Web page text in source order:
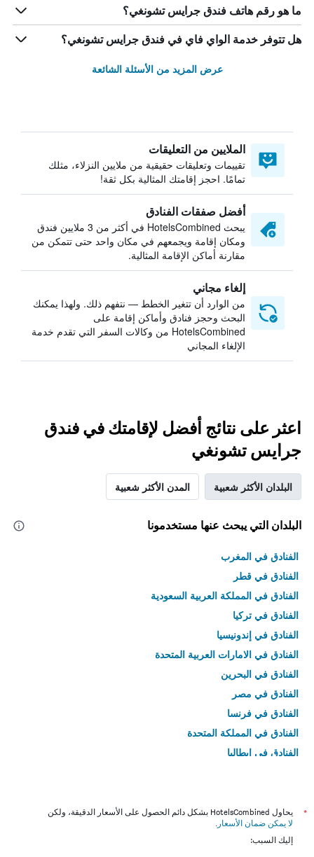
ما هو رقم هاتف فندق جرايس تشونغي؟
هل تتوفر خدمة الواي فاي في فندق جرايس تشونغي؟
عرض المزيد من الأسئلة الشائعة
الملايين من التعليقات
تقييمات وتعليقات حقيقية من ملايين النزلاء، مثلك
تمامًا. احجز إقامتك المثالية بكل ثقة!
أفضل صفقات الفنادق
يبحث HotelsCombined في أكثر من 3 ملايين فندق
ومكان إقامة ويجمعهم في مكان واحد حتى تتمكن من
مقارنة أماكن الإقامة المثالية.
إلغاء مجاني
من الوارد أن تتغير الخطط — نتفهم ذلك. ولهذا يمكنك
البحث وحجز فنادق وأماكن إقامة على
HotelsCombined من وكالات السفر التي تقدم خدمة
الإلغاء المجاني
اعثر على نتائج أفضل لإقامتك في فندق
جرايس تشونغي
البلدان الأكثر شعبية المدن الأكثر شعبية
البلدان التي يبحث عنها مستخدمونا
الفنادق في المغرب
الفنادق في قطر
الفنادق في المملكة العربية السعودية
الفنادق في تركيا
الفنادق في إندونيسيا
الفنادق في الامارات العربية المتحدة
الفنادق في البحرين
الفنادق في مصر
الفنادق في فرنسا
الفنادق في المملكة المتحدة
الفنادق في إيطاليا
*
يحاول HotelsCombined بشكل دائم الحصول على الأسعار الدقيقة، ولكن
لا يمكن ضمان الأسعار .
إليك السبب: